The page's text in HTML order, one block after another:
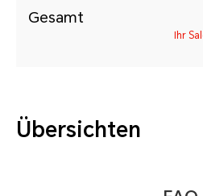
Gesamt
Ihr
Übersichten